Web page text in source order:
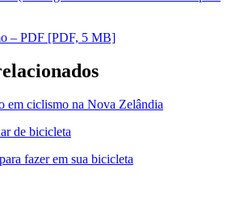
– PDF [PDF, 5 MB]
em ciclismo na Nova Zelândia
de bicicleta
fazer em sua bicicleta